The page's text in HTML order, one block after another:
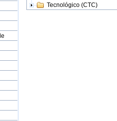
Tecnológico (CTC)